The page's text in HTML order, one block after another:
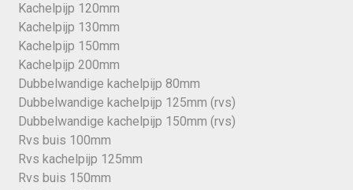
Kachelpijp 120mm
Kachelpijp 130mm
Kachelpijp 150mm
Kachelpijp 200mm
Dubbelwandige kachelpijp 80mm
Dubbelwandige kachelpijp 125mm (rvs)
Dubbelwandige kachelpijp 150mm (rvs)
Rvs buis 100mm
Rvs kachelpijp 125mm
Rvs buis 150mm